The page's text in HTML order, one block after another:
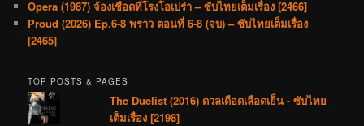
Opera (1987) จ้องเชือดที่โรงโอเปร่า – ซับไทยเต็มเรื่อง [2466]
Proud (2026) Ep.6-8 พราว ตอนที่ 6-8 (จบ) – ซับไทยเต็มเรื่อง
[2465]
TOP POSTS & PAGES
The Duelist (2016) ดวลเดือดเลือดเย็น - ซับไทย
เต็มเรื่อง [2198]